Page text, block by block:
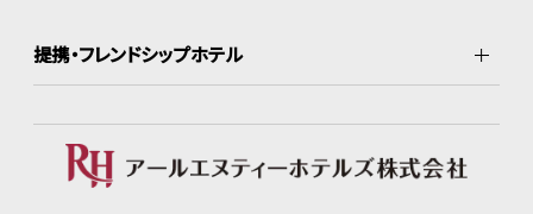
提携・フレンドシップホテル